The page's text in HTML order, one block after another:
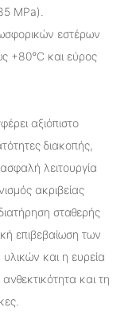
MPa).
εστέρων
+80°C και εύρος
αξιόπιστο
διακοπής,
λειτουργία
ακριβείας
σταθερής
επιβεβαίωση των
και η ευρεία
και τη